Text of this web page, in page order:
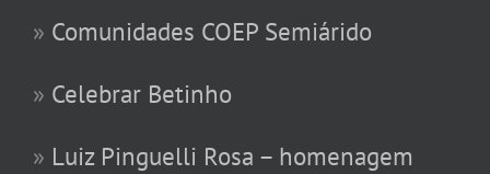
» Comunidades COEP Semiárido
» Celebrar Betinho
» Luiz Pinguelli Rosa – homenagem